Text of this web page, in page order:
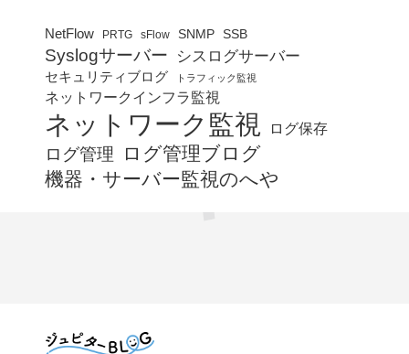
NetFlow PRTG sFlow SNMP SSB
Syslogサーバー シスログサーバー
セキュリティブログ トラフィック監視
ネットワークインフラ監視
ネットワーク監視 ログ保存
ログ管理
ログ管理ブログ
機器・サーバー監視のへや